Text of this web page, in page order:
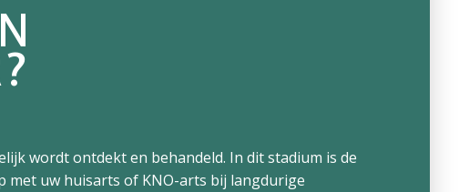
wordt ontdekt en behandeld. In dit stadium is de
met uw huisarts of KNO-arts bij langdurige